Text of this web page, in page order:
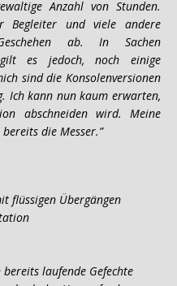
Anzahl von Stunden.
Begleiter und viele andere
ab. In Sachen
es jedoch, noch einige
sind die Konsolenversionen
Ich kann nun kaum erwarten,
abschneiden wird. Meine
die Messer.”
flüssigen Übergängen
laufende Gefechte